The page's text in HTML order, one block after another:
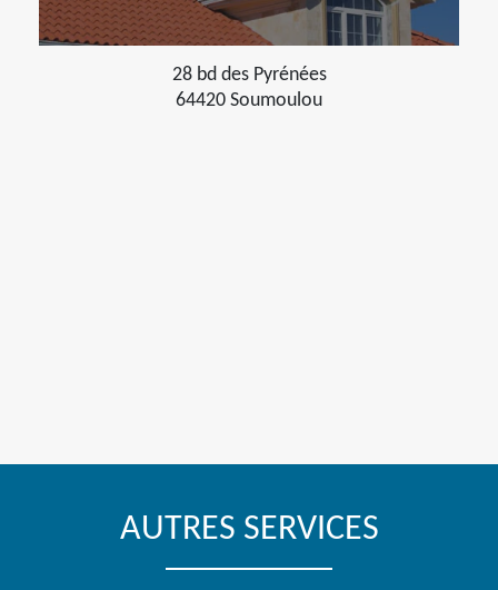
28 bd des Pyrénées
64420 Soumoulou
AUTRES SERVICES